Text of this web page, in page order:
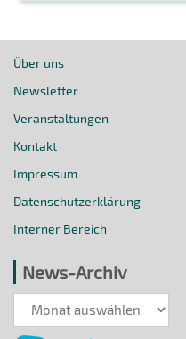
Über uns
Newsletter
Veranstaltungen
Kontakt
Impressum
Datenschutzerklärung
Interner Bereich
News-Archiv
News-
Archiv